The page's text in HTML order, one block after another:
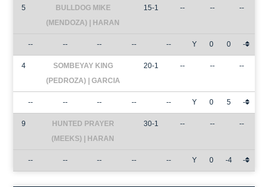
5
BULLDOG MIKE
(MENDOZA) | HARAN
15-1 -- -- --
-- -- -- -- -- Y 0 0 -
4
SOMBEYAY KING
(PEDROZA) | GARCIA
20-1 -- -- --
-- -- -- -- -- Y 0 5 -
9
HUNTED PRAYER
(MEEKS) | HARAN
30-1 -- -- --
-- -- -- -- -- Y 0 -4 -